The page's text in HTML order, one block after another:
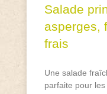
Salade
asperges,
frais
Une salade
parfaite pour